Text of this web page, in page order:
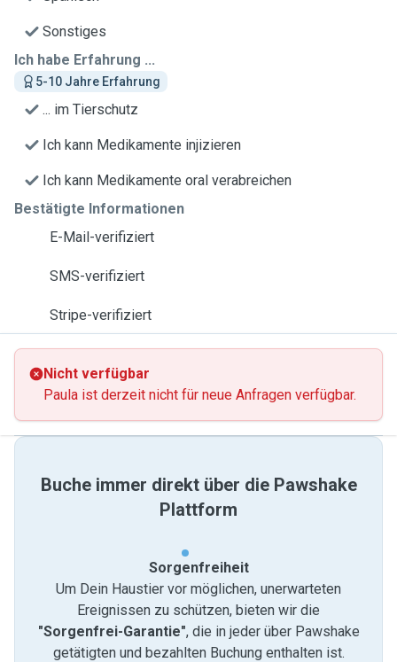
Sonstiges
Ich habe Erfahrung ...
5-10 Jahre Erfahrung
... im Tierschutz
Ich kann Medikamente injizieren
Ich kann Medikamente oral verabreichen
Bestätigte Informationen
E-Mail-verifiziert
SMS-verifiziert
Stripe-verifiziert
Nicht verfügbar
Paula ist derzeit nicht für neue Anfragen verfügbar.
Buche immer direkt über die Pawshake
Plattform
Sorgenfreiheit
Um Dein Haustier vor möglichen, unerwarteten
Ereignissen zu schützen, bieten wir die
"Sorgenfrei-Garantie", die in jeder über Pawshake
getätigten und bezahlten Buchung enthalten ist.